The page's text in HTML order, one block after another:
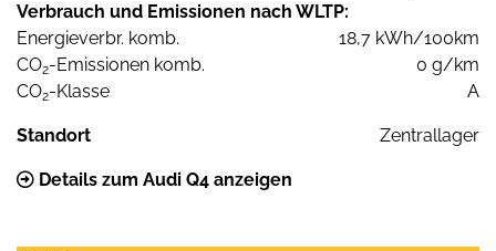
Verbrauch und Emissionen nach WLTP:
Energieverbr. komb.
18,7 kWh/100km
CO2-Emissionen komb.
0 g/km
CO2-Klasse A
Standort Zentrallager
Details zum Audi Q4 anzeigen